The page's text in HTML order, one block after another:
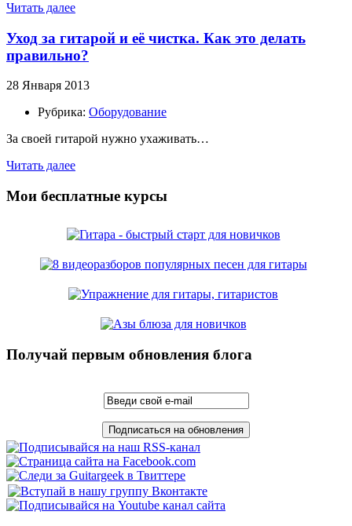
Читать далее
Уход за гитарой и её чистка. Как это делать
правильно?
28 Января 2013
Рубрика: Оборудование
За своей гитарой нужно ухаживать…
Читать далее
Мои бесплатные курсы
Получай первым обновления блога